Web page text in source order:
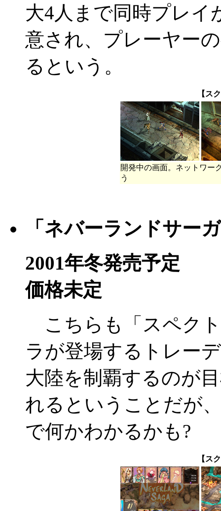
大4人まで同時プレイ
意され、プレーヤー
るという。
【ス
開発中の画面。ネットワー
う
「ネバーランドサー
2001年冬発売予定
価格未定
こちらも「スペク
ラが登場するトレー
大陸を制覇するのが
れるということだが
で何かわかるかも?
【ス